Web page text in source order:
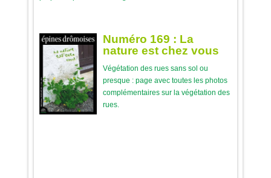
Numéro 169 : La
nature est chez vous
Végétation des rues sans sol ou
presque : page avec toutes les photos
complémentaires sur la végétation des
rues.